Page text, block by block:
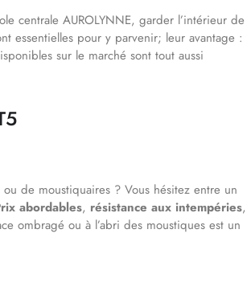
centrale AUROLYNNE, garder l’intérieur de
essentielles pour y parvenir; leur avantage :
sur le marché sont tout aussi
de moustiquaires ? Vous hésitez entre un
abordables, résistance aux intempéries,
ombragé ou à l’abri des moustiques est un